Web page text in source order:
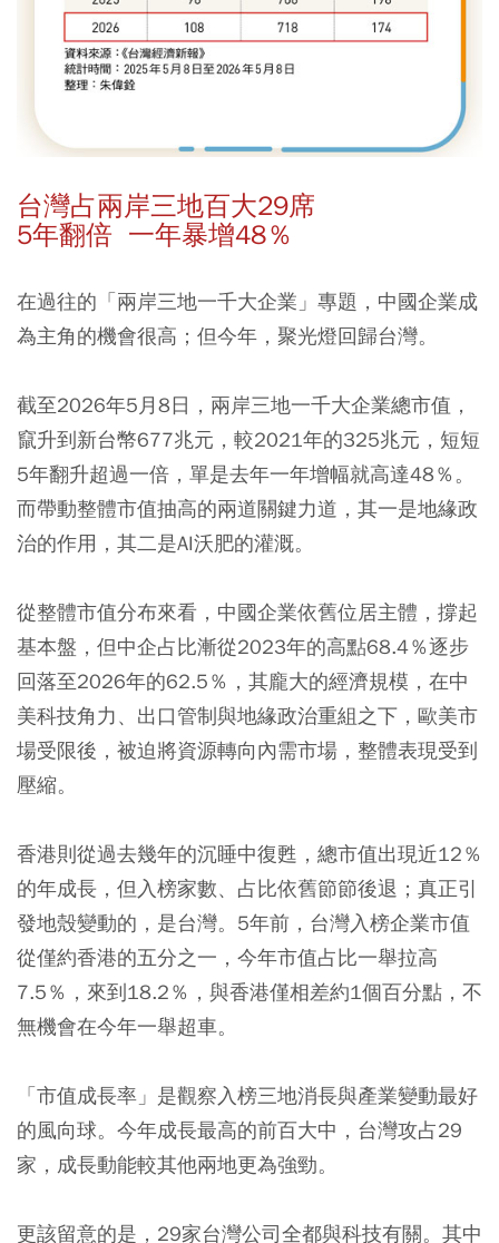
台灣占兩岸三地百大29席
5年翻倍 一年暴增48％
在過往的「兩岸三地一千大企業」專題，中國企業成
為主角的機會很高；但今年，聚光燈回歸台灣。
截至2026年5月8日，兩岸三地一千大企業總市值，
竄升到新台幣677兆元，較2021年的325兆元，短短
5年翻升超過一倍，單是去年一年增幅就高達48％。
而帶動整體市值抽高的兩道關鍵力道，其一是地緣政
治的作用，其二是AI沃肥的灌溉。
從整體市值分布來看，中國企業依舊位居主體，撐起
基本盤，但中企占比漸從2023年的高點68.4％逐步
回落至2026年的62.5％，其龐大的經濟規模，在中
美科技角力、出口管制與地緣政治重組之下，歐美市
場受限後，被迫將資源轉向內需市場，整體表現受到
壓縮。
香港則從過去幾年的沉睡中復甦，總市值出現近12％
的年成長，但入榜家數、占比依舊節節後退；真正引
發地殼變動的，是台灣。5年前，台灣入榜企業市值
從僅約香港的五分之一，今年市值占比一舉拉高
7.5％，來到18.2％，與香港僅相差約1個百分點，不
無機會在今年一舉超車。
「市值成長率」是觀察入榜三地消長與產業變動最好
的風向球。今年成長最高的前百大中，台灣攻占29
家，成長動能較其他兩地更為強勁。
更該留意的是，29家台灣公司全都與科技有關。其中